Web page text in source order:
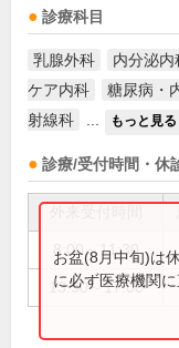
診療科目
乳腺外科 内分泌内
ケア内科
糖尿病・
射線科
もっと見る
診療/受付時間・休
8:00～11:30
13:30～17:00
お盆(8月中旬)は
に必ず医療機関に